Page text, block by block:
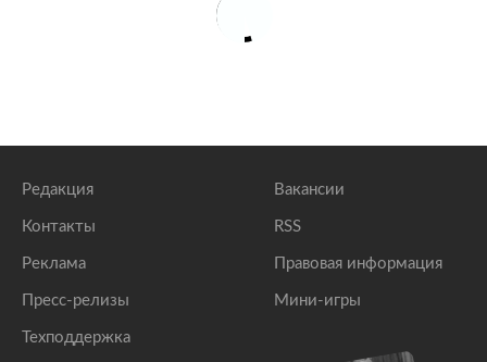
Редакция
Контакты
Реклама
Пресс-релизы
Техподдержка
Вакансии
RSS
Правовая информация
Мини-игры